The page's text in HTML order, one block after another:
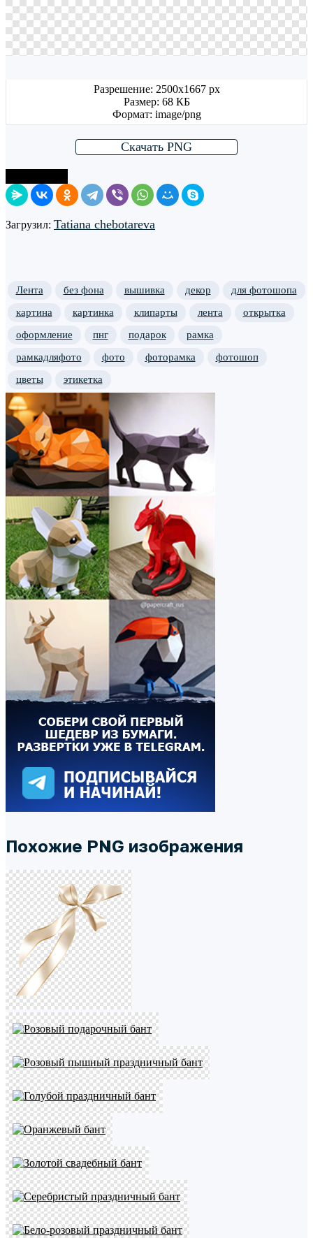
Разрешение: 2500x1667 px
Размер: 68 КБ
Формат: image/png
Скачать PNG
Загрузил: Tatiana chebotareva
Лента без фона вышивка декор
для фотошопа
картина
картинка клипарты лента
открытка
оформление
пнг подарок
рамка
рамкадляфото
фото фоторамка
фотошоп
цветы
этикетка
Похожие PNG изображения